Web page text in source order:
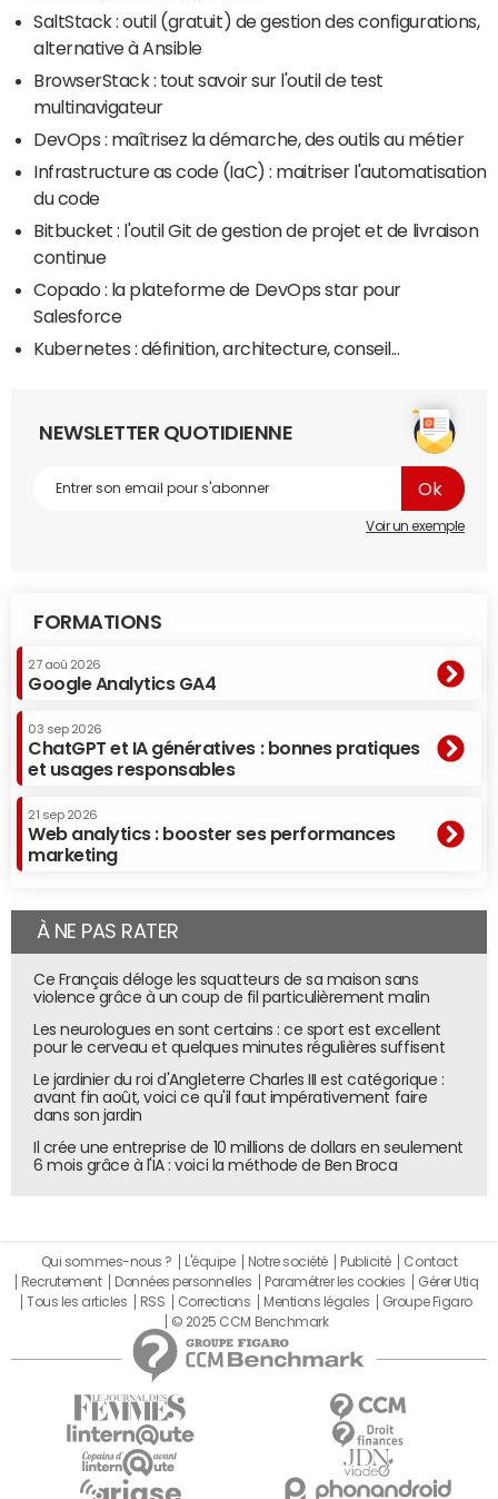
SaltStack : outil (gratuit) de gestion des configurations,
alternative à Ansible
BrowserStack : tout savoir sur l'outil de test
multinavigateur
DevOps : maîtrisez la démarche, des outils au métier
Infrastructure as code (IaC) : maitriser l'automatisation
du code
Bitbucket : l'outil Git de gestion de projet et de livraison
continue
Copado : la plateforme de DevOps star pour
Salesforce
Kubernetes : définition, architecture, conseil...
NEWSLETTER QUOTIDIENNE
Voir un exemple
FORMATIONS
27 aoû 2026
Google Analytics GA4
03 sep 2026
ChatGPT et IA génératives : bonnes pratiques
et usages responsables
21 sep 2026
Web analytics : booster ses performances
marketing
À NE PAS RATER
Ce Français déloge les squatteurs de sa maison sans
violence grâce à un coup de fil particulièrement malin
Les neurologues en sont certains : ce sport est excellent
pour le cerveau et quelques minutes régulières suffisent
Le jardinier du roi d'Angleterre Charles III est catégorique :
avant fin août, voici ce qu'il faut impérativement faire
dans son jardin
Il crée une entreprise de 10 millions de dollars en seulement
6 mois grâce à l'IA : voici la méthode de Ben Broca
Qui sommes-nous ? L'équipe Notre société Publicité
Contact
Recrutement
Données personnelles Paramétrer les cookies
Gérer Utiq
Tous les articles
RSS Corrections Mentions légales
Groupe Figaro
© 2025 CCM Benchmark